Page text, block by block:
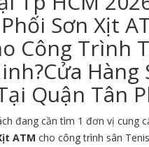
Sơn Xịt
Công Trình
Hàng
Quận Tân
đang cần tìm 1 đơn vị cung
ATM cho công trình sân